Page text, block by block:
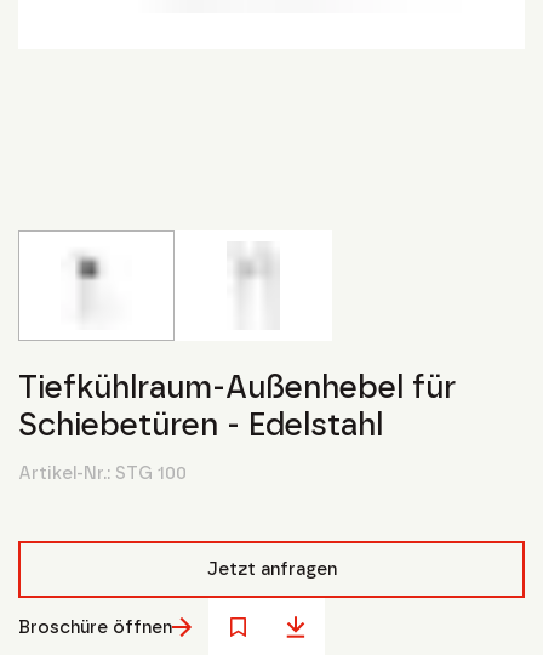
Tiefkühlraum-Außenhebel für
Schiebetüren - Edelstahl
Artikel-Nr.: STG 100
Jetzt anfragen
Broschüre öffnen